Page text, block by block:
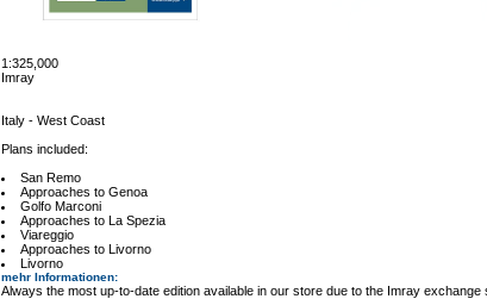
1:325,000
Imray
Italy - West Coast
Plans included:
San Remo
Approaches to Genoa
Golfo Marconi
Approaches to La Spezia
Viareggio
Approaches to Livorno
Livorno
mehr Informationen:
Always the most up-to-date edition available in our store due to the Imray exchange